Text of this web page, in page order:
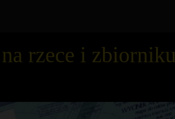
rzece i zbiorniku